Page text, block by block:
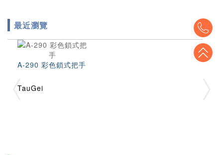
最近瀏覽
A-290 彩色鎖式把手
TauGei